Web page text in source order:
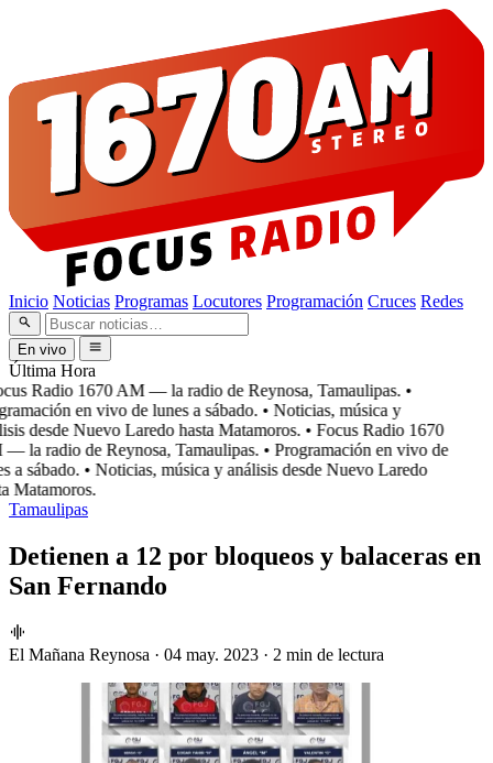
Inicio Noticias Programas Locutores Programación Cruces Redes
En vivo
Última Hora
Radio 1670 AM — la radio de Reynosa, Tamaulipas. •
en vivo de lunes a sábado. • Noticias, música y
desde Nuevo Laredo hasta Matamoros. • Focus Radio 1670
la radio de Reynosa, Tamaulipas. • Programación en vivo de
a sábado. • Noticias, música y análisis desde Nuevo Laredo
Matamoros.
Tamaulipas
Detienen a 12 por bloqueos y balaceras en
San Fernando
El Mañana Reynosa · 04 may. 2023 · 2 min de lectura